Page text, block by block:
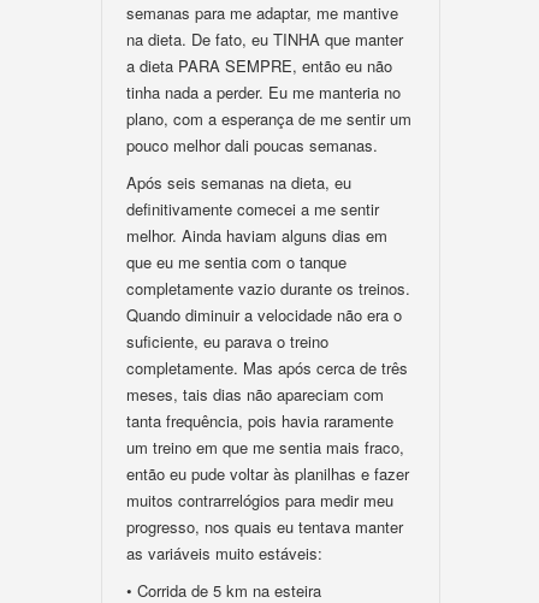
semanas para me adaptar, me mantive
na dieta. De fato, eu TINHA que manter
a dieta PARA SEMPRE, então eu não
tinha nada a perder. Eu me manteria no
plano, com a esperança de me sentir um
pouco melhor dali poucas semanas.
Após seis semanas na dieta, eu
definitivamente comecei a me sentir
melhor. Ainda haviam alguns dias em
que eu me sentia com o tanque
completamente vazio durante os treinos.
Quando diminuir a velocidade não era o
suficiente, eu parava o treino
completamente. Mas após cerca de três
meses, tais dias não apareciam com
tanta frequência, pois havia raramente
um treino em que me sentia mais fraco,
então eu pude voltar às planilhas e fazer
muitos contrarrelógios para medir meu
progresso, nos quais eu tentava manter
as variáveis muito estáveis:
• Corrida de 5 km na esteira